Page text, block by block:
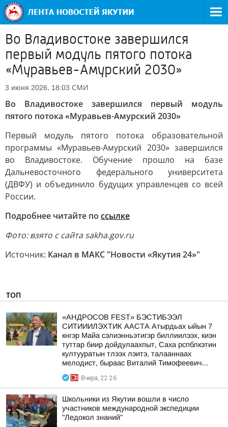
Во Владивостоке завершился
первый модуль пятого потока
«Муравьев-Амурский 2030»
3 июня 2026, 18:03 СМИ
Во Владивостоке завершился первый модуль
пятого потока «Муравьев-Амурский 2030»
Первый модуль пятого потока образовательной
программы «Муравьев-Амурский 2030» завершился
во Владивостоке. Обучение прошло на базе
Дальневосточного федерального университета
(ДВФУ) и объединило будущих управленцев со всей
России.
Подробнее читайте по ссылке
Фото: взято с сайта sakha.gov.ru
Источник: Канал в МАКС "Новости «Якутия 24»"
ТОП
«АНДРОСОВ FEST» БЭСТИБЭЭЛ
СИТИИИЛЭХТИК ААСТА Атырдьах ыйын 7
кнгэр Майа сэлиэнньэтигэр биллиилээх, киэн
туттар биир дойдулаахпыт, Саха рспблкэтин
култууратын тлээх лэитэ, талааннаах
мелодист, быраас Виталий Тимофеевич...
Вчера, 22:26
Школьники из Якутии вошли в число
участников международной экспедиции
"Ледокол знаний"